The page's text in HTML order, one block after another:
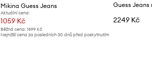
Mikina Guess Jeans
Aktuální cena:
1059 Kč
Běžná cena:1899 Kč
Nejnižší cena za posledních 30 dnů před poskytnutím
2249 Kč